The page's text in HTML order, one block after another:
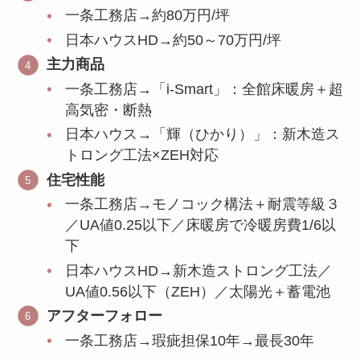
一条工務店→約80万円/坪
日本ハウスHD→約50～70万円/坪
主力商品
一条工務店→「i-Smart」：全館床暖房＋超
高気密・断熱
日本ハウス→「輝（ひかり）」：新木造ス
トロング工法×ZEH対応
住宅性能
一条工務店→モノコック構法＋耐震等級３
／UA値0.25以下／床暖房で冷暖房費1/6以
下
日本ハウスHD→新木造ストロング工法／
UA値0.56以下（ZEH）／太陽光＋蓄電池
アフターフォロー
一条工務店→瑕疵担保10年→最長30年